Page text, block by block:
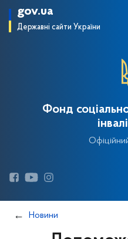
gov.ua
Державні сайти України
Фонд
Новини